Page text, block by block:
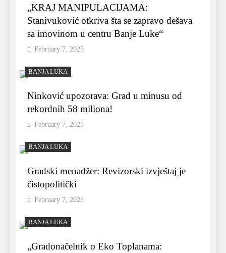
„KRAJ MANIPULACIJAMA:
Stanivuković otkriva šta se zapravo dešava
sa imovinom u centru Banje Luke“
February 7, 2025
BANJA LUKA
Ninković upozorava: Grad u minusu od
rekordnih 58 miliona!
February 7, 2025
BANJA LUKA
Gradski menadžer: Revizorski izvještaj je
čistopolitički
February 7, 2025
BANJA LUKA
„Gradonačelnik o Eko Toplanama: